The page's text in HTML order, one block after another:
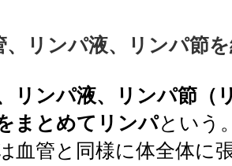
、リンパ液、リンパ節
リンパ液、リンパ節（
まとめてリンパという
血管と同様に体全体に